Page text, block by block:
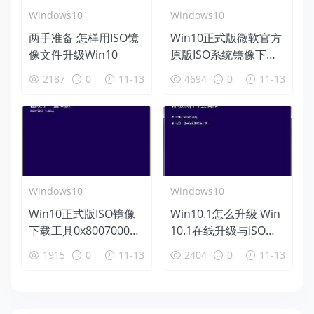
Windows10
两手准备 怎样用ISO镜
像文件升级Win10
2187 0 11-13
Windows10
Win10正式版微软官方
原版ISO系统镜像下载
大全4694 0 11-13
Windows10
Win10正式版ISO镜像
下载工具0x80070002
问题解决办法
1915 0 11-13
Windows10
Win10.1怎么升级 Win
10.1在线升级与ISO镜
像升级方法
2404 0 11-13